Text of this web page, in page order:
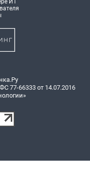
ИТ
77-66333 от 14.07.2016